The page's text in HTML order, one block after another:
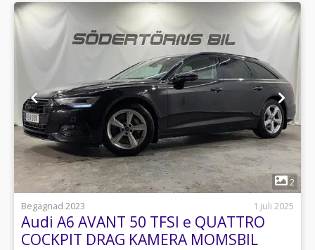
1
2
Begagnad 2023
1 juli 2025
Audi A6 AVANT 50 TFSI e QUATTRO
COCKPIT DRAG KAMERA MOMSBIL